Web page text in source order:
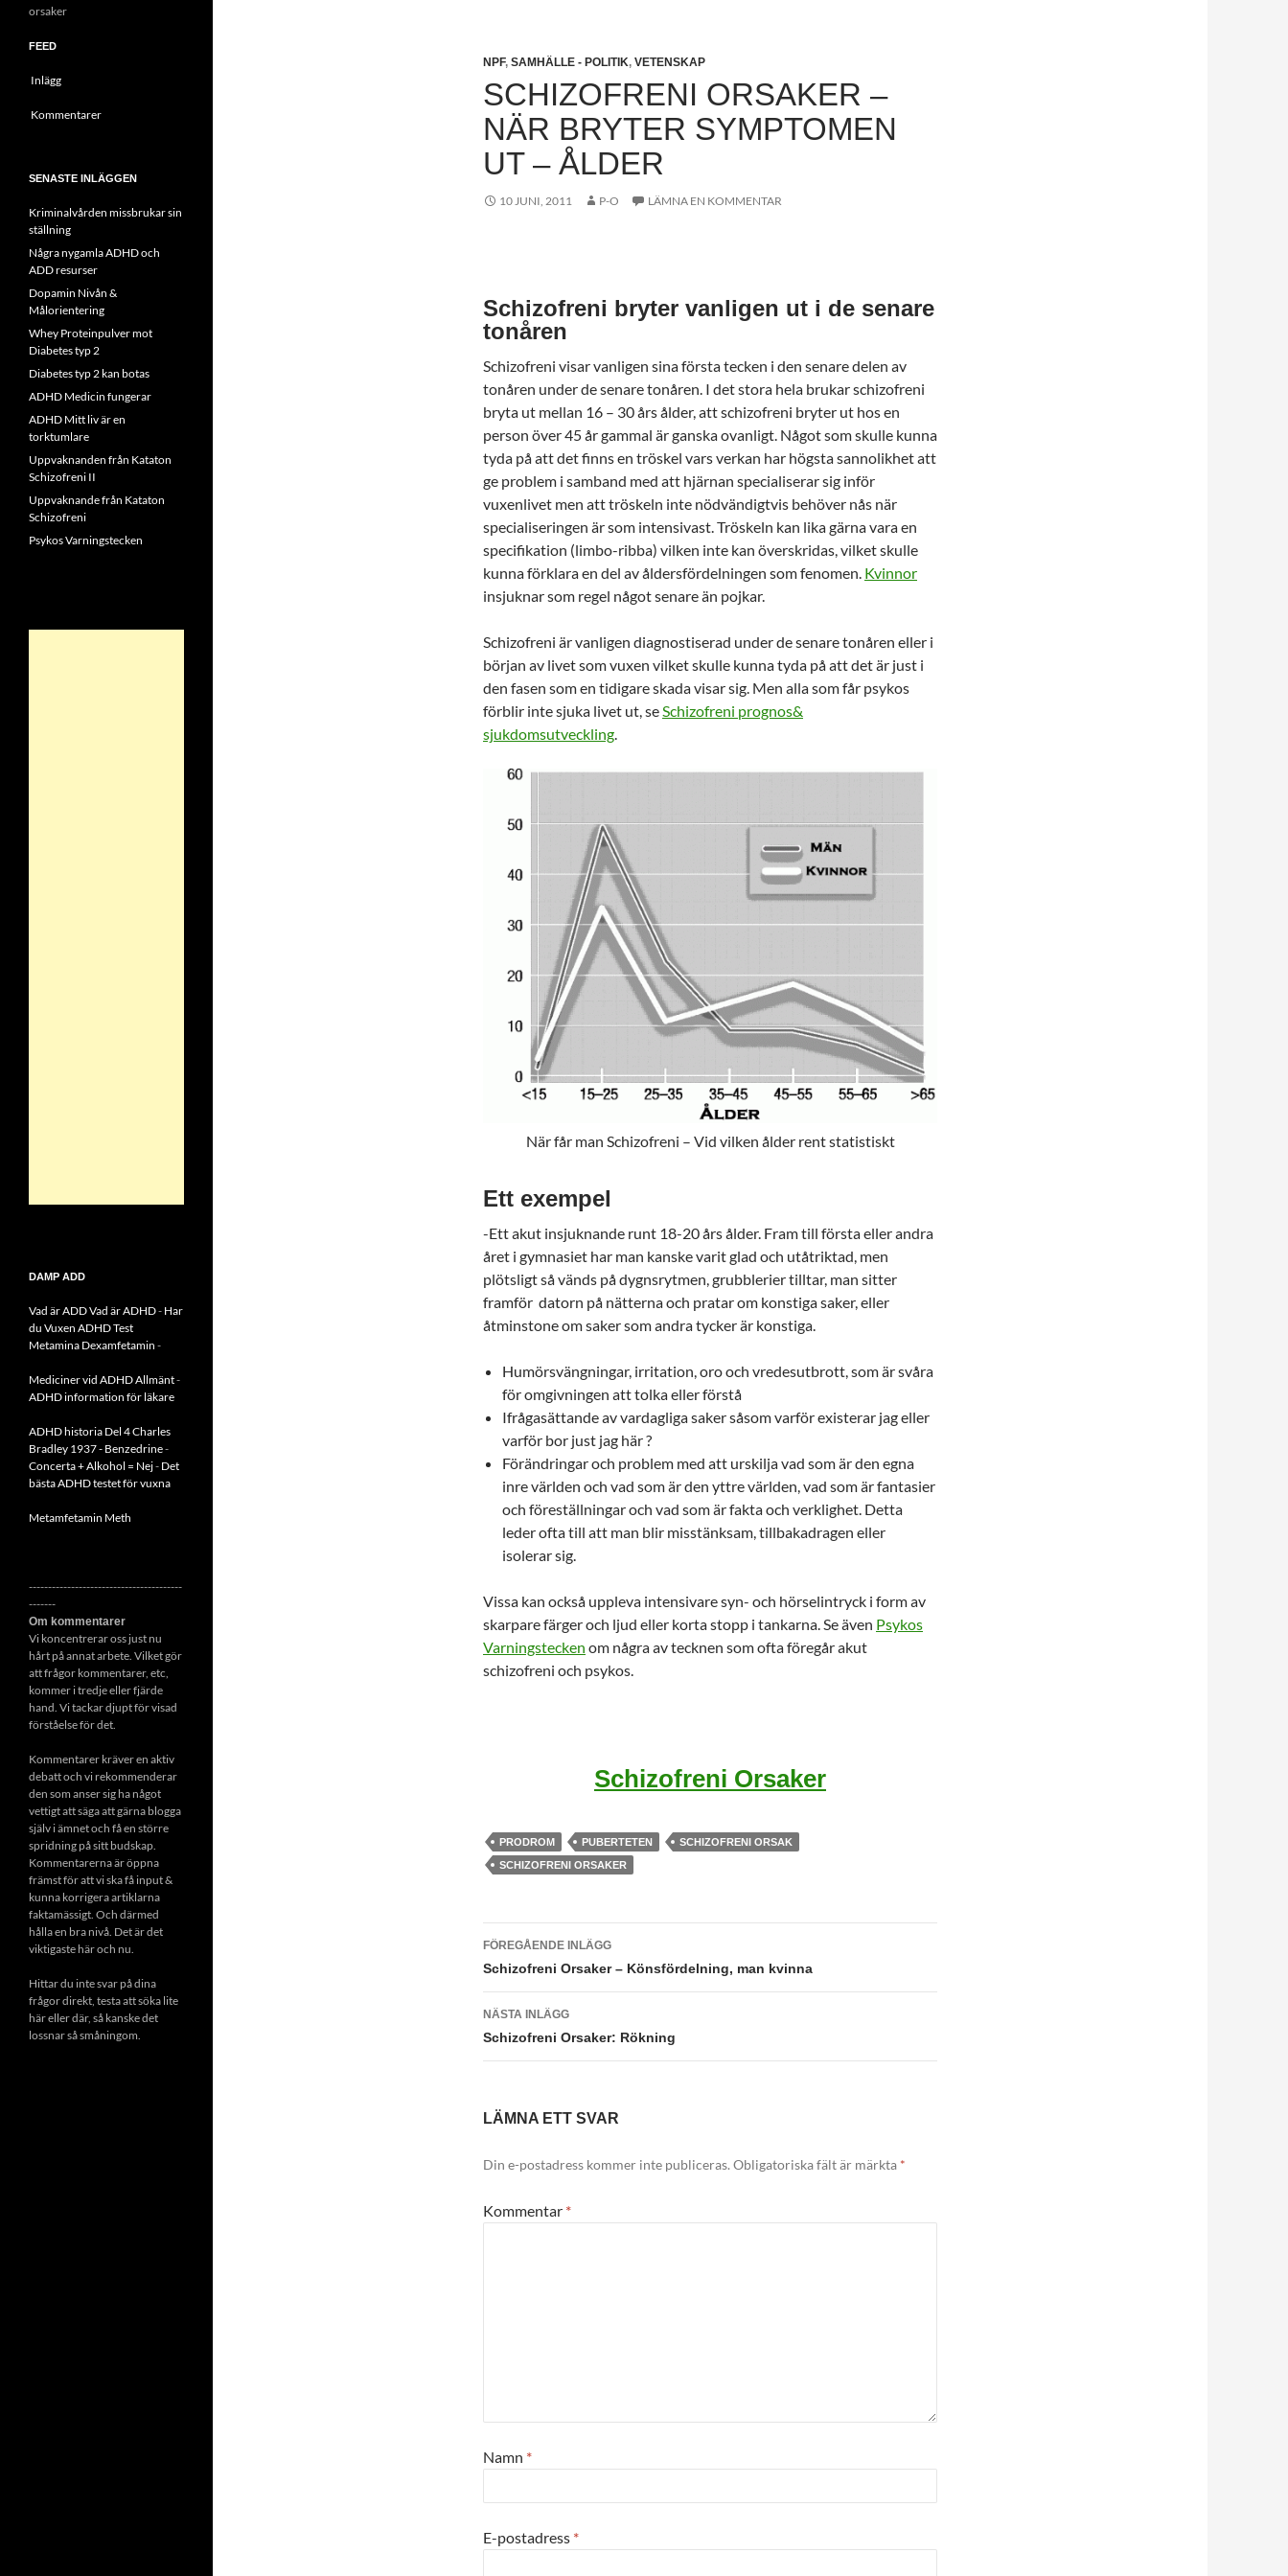
NPF, SAMHÄLLE - POLITIK, VETENSKAP
SCHIZOFRENI ORSAKER –
NÄR BRYTER SYMPTOMEN
UT – ÅLDER
10 JUNI, 2011 P-O LÄMNA EN KOMMENTAR
Schizofreni bryter vanligen ut i de senare
tonåren
Schizofreni visar vanligen sina första tecken i den senare delen av
tonåren under de senare tonåren. I det stora hela brukar schizofreni
bryta ut mellan 16 – 30 års ålder, att schizofreni bryter ut hos en
person över 45 år gammal är ganska ovanligt. Något som skulle kunna
tyda på att det finns en tröskel vars verkan har högsta sannolikhet att
ge problem i samband med att hjärnan specialiserar sig inför
vuxenlivet men att tröskeln inte nödvändigtvis behöver nås när
specialiseringen är som intensivast. Tröskeln kan lika gärna vara en
specifikation (limbo-ribba) vilken inte kan överskridas, vilket skulle
kunna förklara en del av åldersfördelningen som fenomen. Kvinnor
insjuknar som regel något senare än pojkar.
Schizofreni är vanligen diagnostiserad under de senare tonåren eller i
början av livet som vuxen vilket skulle kunna tyda på att det är just i
den fasen som en tidigare skada visar sig. Men alla som får psykos
förblir inte sjuka livet ut, seSchizofreni prognos&
sjukdomsutveckling.
När får man Schizofreni – Vid vilken ålder rent statistiskt
Ett exempel
-Ett akut insjuknande runt 18-20 års ålder. Fram till första eller andra
året i gymnasiet har man kanske varit glad och utåtriktad, men
plötsligt så vänds på dygnsrytmen, grubblerier tilltar, man sitter
framför datorn på nätterna och pratar om konstiga saker, eller
åtminstone om saker som andra tycker är konstiga.
Humörsvängningar, irritation, oro och vredesutbrott, som är svåra
för omgivningen att tolka eller förstå
Ifrågasättande av vardagliga saker såsom varför existerar jag eller
varför bor just jag här ?
Förändringar och problem med att urskilja vad som är den egna
inre världen och vad som är den yttre världen, vad som är fantasier
och föreställningar och vad som är fakta och verklighet. Detta
leder ofta till att man blir misstänksam, tillbakadragen eller
isolerar sig.
Vissa kan också uppleva intensivare syn- och hörselintryck i form av
skarpare färger och ljud eller korta stopp i tankarna. Se även Psykos
Varningstecken om några av tecknen som ofta föregår akut
schizofreni och psykos.
Schizofreni Orsaker
PRODROM PUBERTETEN
SCHIZOFRENI ORSAK
SCHIZOFRENI ORSAKER
Inläggsnavigering
FÖREGÅENDE INLÄGG
Schizofreni Orsaker – Könsfördelning, man kvinna
NÄSTA INLÄGG
Schizofreni Orsaker: Rökning
LÄMNA ETT SVAR
Din e-postadress kommer inte publiceras.Obligatoriska fält är märkta *
Kommentar *
Namn *
E-postadress *
orsaker
FEED
Inlägg
Kommentarer
SENASTE INLÄGGEN
Kriminalvården missbrukar sin
ställning
Några nygamla ADHD och
ADD resurser
Dopamin Nivån &
Målorientering
Whey Proteinpulver mot
Diabetes typ 2
Diabetes typ 2 kan botas
ADHD Medicin fungerar
ADHD Mitt liv är en
torktumlare
Uppvaknanden från Kataton
Schizofreni II
Uppvaknande från Kataton
Schizofreni
Psykos Varningstecken
DAMP ADD
Vad är ADDVad är ADHD- Har
du Vuxen ADHD Test
Metamina Dexamfetamin -
Mediciner vid ADHD Allmänt-
ADHD information för läkare
ADHD historia Del 4 Charles
Bradley 1937 - Benzedrine-
Concerta + Alkohol = Nej- Det
bästa ADHD testet för vuxna
Metamfetamin Meth
----------------------------------------
-------
Om kommentarer
Vi koncentrerar oss just nu
hårt på annat arbete. Vilket gör
att frågor kommentarer, etc,
kommer i tredje eller fjärde
hand. Vi tackar djupt för visad
förståelse för det.
Kommentarer kräver en aktiv
debatt och vi rekommenderar
den som anser sig ha något
vettigt att säga att gärna blogga
själv i ämnet och få en större
spridning på sitt budskap.
Kommentarerna är öppna
främst för att vi ska få input &
kunna korrigera artiklarna
faktamässigt. Och därmed
hålla en bra nivå. Det är det
viktigaste här och nu.
Hittar du inte svar på dina
frågor direkt, testa att söka lite
här eller där, så kanske det
lossnar så småningom.